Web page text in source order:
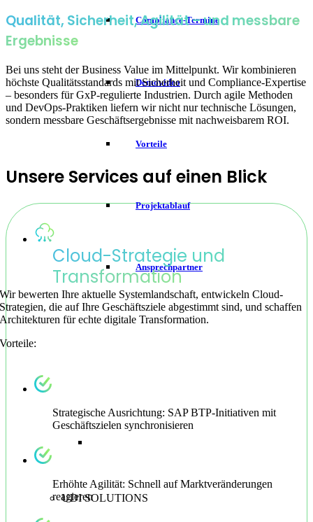
Compliance-Termine
Demovideo
Vorteile
Projektablauf
Ansprechpartner
UDI SOLUTIONS
Qualität, Sicherheit, Agilität – und messbare
Ergebnisse
Bei uns steht der Business Value im Mittelpunkt. Wir kombinieren
höchste Qualitätsstandards mit Sicherheit und Compliance-Expertise
– besonders für GxP-regulierte Industrien. Durch agile Methoden
und DevOps-Praktiken liefern wir nicht nur technische Lösungen,
sondern messbare Geschäftsergebnisse mit nachweisbarem ROI.
Unsere Services auf einen Blick
Cloud-Strategie und
Transformation
Wir bewerten Ihre aktuelle Systemlandschaft, entwickeln Cloud-
Strategien, die auf Ihre Geschäftsziele abgestimmt sind, und schaffen
Architekturen für echte digitale Transformation.
Vorteile:
Strategische Ausrichtung: SAP BTP-Initiativen mit
Geschäftszielen synchronisieren
Erhöhte Agilität: Schnell auf Marktveränderungen
reagieren